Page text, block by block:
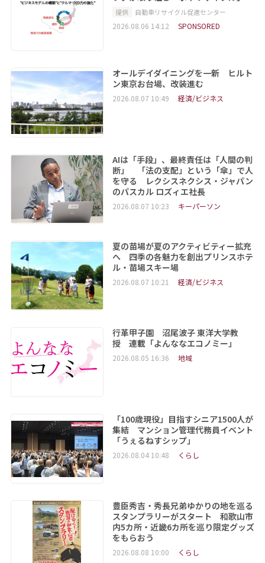
提供 自動車リサイクル促進センター
2026.08.06 14:12 SPONSORED
オールデイダイニングを一新 ヒルト
ン東京お台場、改装進む
2026.08.07 10:49 経済/ビジネス
AIは「手段」、最終責任は「人間の判
断」 「法の支配」という「傘」で人
を守る レクシスネクシス・ジャパン
のパスカル ロズィエ社長
2026.08.07 10:23 キーパーソン
夏の苗場が夏のアクティビティー拡充
へ 四季の各魅力を創出プリンスホテ
ル・苗場スキー場
2026.08.07 10:21 経済/ビジネス
行革甲子園 沼尾波子 東洋大学教
授 連載「よんななエコノミー」
2026.08.05 16:36 地域
「100歳現役」目指すシニア1500人が
集結 マンション管理代務員イベント
「うぇるねすシップ」
2026.08.04 10:48 くらし
豊臣秀吉・秀長兄弟ゆかりの地を巡る
スタンプラリーがスタート 和歌山市
内5カ所・近畿6カ所を巡り限定グッズ
をもらおう
2026.08.08 10:00 くらし